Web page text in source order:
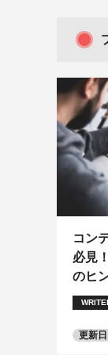
コン
必見
のヒ
更新日